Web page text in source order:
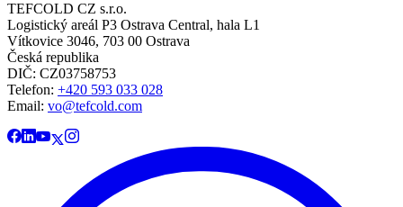
TEFCOLD CZ s.r.o.
Logistický areál P3 Ostrava Central, hala L1
Vítkovice 3046, 703 00 Ostrava
Česká republika
DIČ: CZ03758753​​​​​​
Telefon: +420 593 033 028
Email: vo@tefcold.com